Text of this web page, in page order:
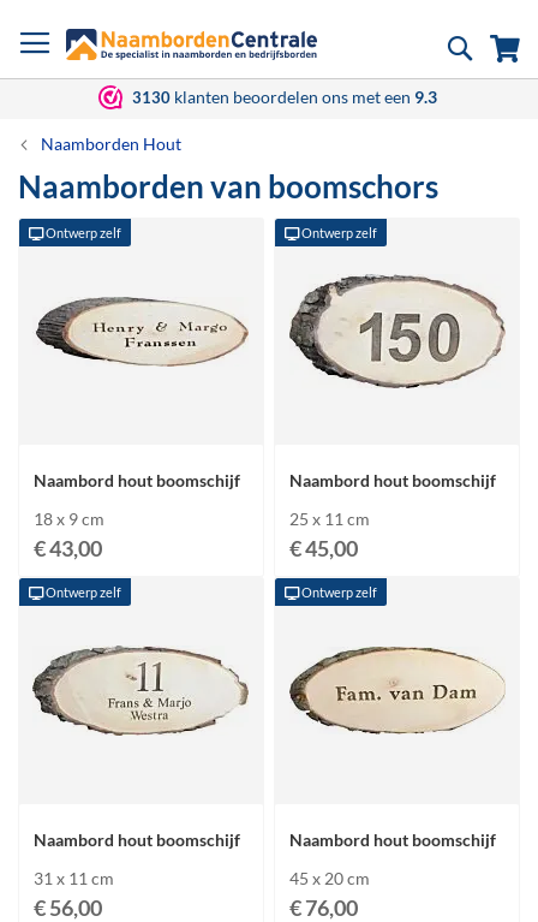
naar
Zoek
3130 klanten beoordelen ons met een 9.3
Naamborden Hout
Naamborden van boomschors
Ontwerp zelf
Naambord hout boomschijf
18 x 9 cm
€ 43,00
Ontwerp zelf
Naambord hout boomschijf
25 x 11 cm
€ 45,00
Ontwerp zelf
Naambord hout boomschijf
31 x 11 cm
€ 56,00
Ontwerp zelf
Naambord hout boomschijf
45 x 20 cm
€ 76,00